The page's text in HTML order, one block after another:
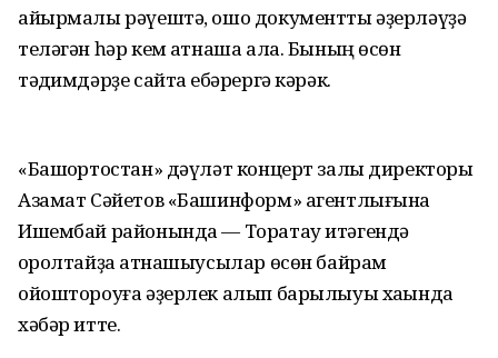
айырмалы рәүештә, ошо документты әҙерләүҙә
теләгән һәр кем ҡатнаша ала. Бының өсөн
тәҡдимдәрҙе сайтҡа ебәрергә кәрәк.
«Башҡортостан» дәүләт концерт залы директоры
Азамат Сәйетов «Башинформ» агентлығына
Ишембай районында — Торатау итәгендә
ҡоролтайҙа ҡатнашыусылар өсөн байрам
ойоштороуға әҙерлек алып барылыуы хаҡында
хәбәр итте.